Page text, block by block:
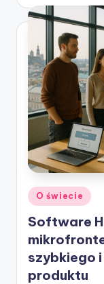
Posted
in
O świecie
Software
szybkiego
produktu